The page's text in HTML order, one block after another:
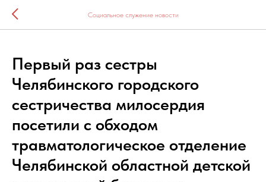
Социальное служение новости
Первый раз сестры
Челябинского городского
сестричества милосердия
посетили с обходом
травматологическое отделение
Челябинской областной детской